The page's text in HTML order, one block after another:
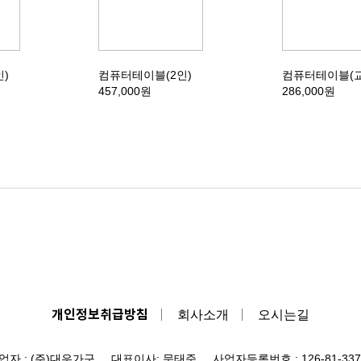
)
컴퓨터테이블(2인)
457,000원
컴퓨터테이블(
286,000원
개인정보취급방침 회사소개 오시는길